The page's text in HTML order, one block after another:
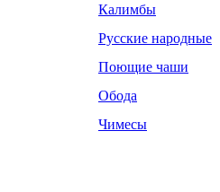
Калимбы
Русские народные
Поющие чаши
Обода
Чимесы